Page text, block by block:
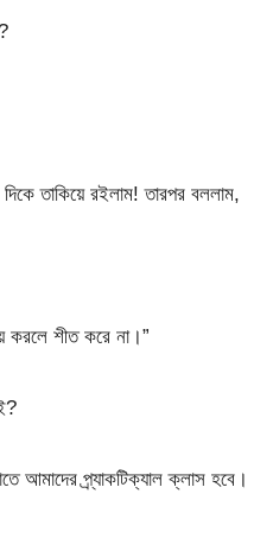
তাকিয়ে রইলাম! তারপর বললাম,
করলে শীত করে না।”
আমাদের প্র্যাকটিক্যাল ক্লাস হবে।